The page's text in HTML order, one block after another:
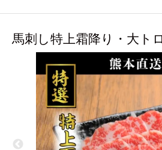
馬刺し特上霜降り・大ト